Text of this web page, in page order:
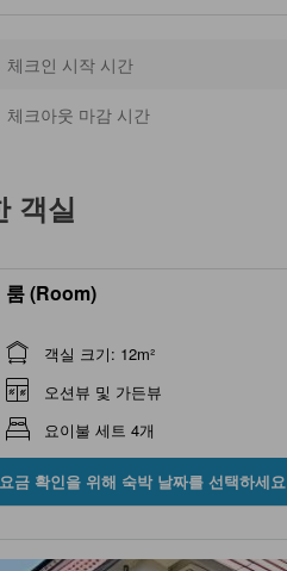
체크인 시작 시간
체크아웃 마감 시간
객실
룸 (Room)
객실 크기: 12m²
오션뷰 및 가든뷰
요이불 세트 4개
요금 확인을 위해 숙박 날짜를 선택하세요